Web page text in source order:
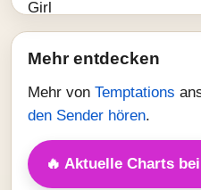
Mehr entdecken
Mehr von Temptations
den Sender hören.
🔥 Aktuelle Charts